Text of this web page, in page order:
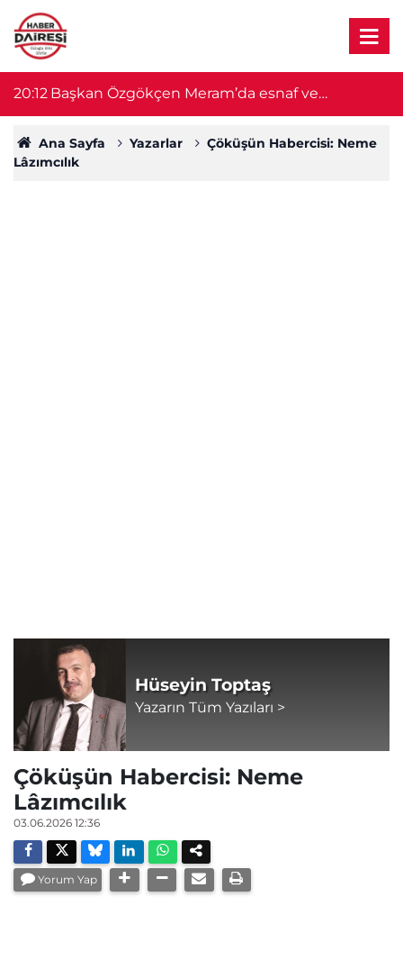
20:12 Başkan Özgökçen Meram’da esnaf ve
vatandaşları dinledi
Ana Sayfa Yazarlar
Çöküşün Habercisi: Neme
Lâzımcılık
Hüseyin Toptaş
Yazarın Tüm Yazıları >
Çöküşün Habercisi: Neme
Lâzımcılık
03.06.2026 12:36
Yorum Yap